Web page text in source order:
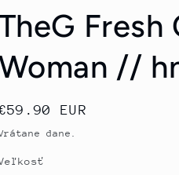
//
EUR
dane.